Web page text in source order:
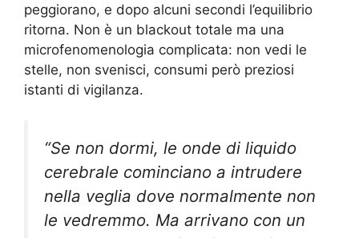
peggiorano, e dopo alcuni secondi l’equilibrio
ritorna. Non è un blackout totale ma una
microfenomenologia complicata: non vedi le
stelle, non svenisci, consumi però preziosi
istanti di vigilanza.
“Se non dormi, le onde di liquido
cerebrale cominciano a intrudere
nella veglia dove normalmente non
le vedremmo. Ma arrivano con un